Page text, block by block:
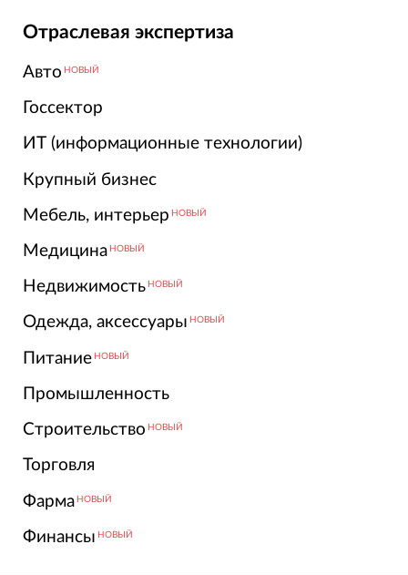
Отраслевая экспертиза
Авто НОВЫЙ
Госсектор
ИТ (информационные технологии)
Крупный бизнес
Мебель, интерьер НОВЫЙ
Медицина НОВЫЙ
Недвижимость НОВЫЙ
Одежда, аксессуары НОВЫЙ
Питание НОВЫЙ
Промышленность
Строительство НОВЫЙ
Торговля
Фарма НОВЫЙ
Финансы НОВЫЙ